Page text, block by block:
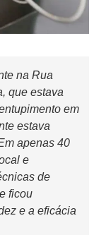
na Rua
que estava
em
estava
apenas 40
e
de
ficou
e a eficácia